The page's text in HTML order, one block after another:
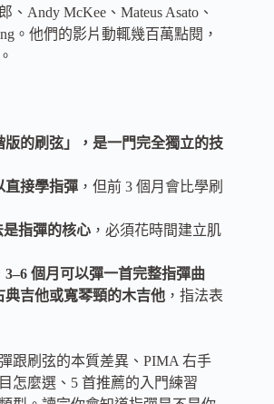
Andy McKee、Mateus Asato、
。他們的影片動輒幾百萬點閱，
版的刷弦」，是一門完全獨立的技
直接學指彈 ，但前 3 個月會比學刷
指彈的核心 ，必須花時間建立肌
3–6 個月可以彈一首完整指彈曲
典吉他或寬琴頸的木吉他 ，指法表
跟刷弦的本質差異、PIMA 右手
怎麼選、5 首推薦的入門練習